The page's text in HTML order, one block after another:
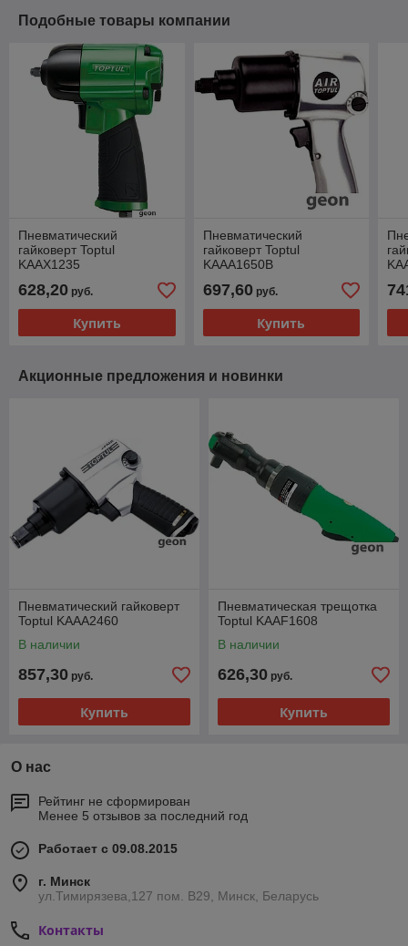
Подобные товары компании
Пневматический
гайковерт Toptul
KAAX1235
628,20 руб.
Купить
Пневматический
гайковерт Toptul
KAAA1650B
697,60руб.
Купить
Акционные предложения и новинки
Пневматический гайковерт
Toptul KAAA2460
В наличии
857,30 руб.
Купить
Пневматическая трещотка
Toptul KAAF1608
В наличии
626,30 руб.
Купить
О нас
Рейтинг не сформирован
Менее 5 отзывов за последний год
Работает с 09.08.2015
г. Минск
ул.Тимирязева,127 пом. В29, Минск, Беларусь
Контакты